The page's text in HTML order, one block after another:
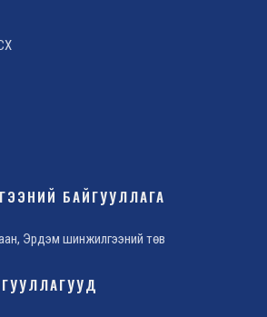
БАЙГУУЛЛАГА
Эрдэм шинжилгээний төв